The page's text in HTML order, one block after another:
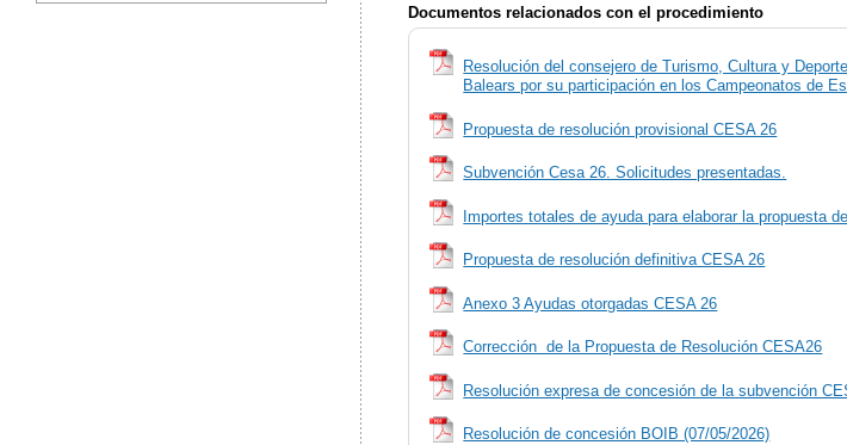
Documentos relacionados con el procedimiento
Resolución del consejero de Turismo, Cultura y
Balears por su participación en los Campeonatos de
Propuesta de resolución provisional CESA 26
Subvención Cesa 26. Solicitudes presentadas.
Importes totales de ayuda para elaborar la propuesta
Propuesta de resolución definitiva CESA 26
Anexo 3 Ayudas otorgadas CESA 26
Corrección de la Propuesta de Resolución CESA26
Resolución expresa de concesión de la subvención
Resolución de concesión BOIB (07/05/2026)